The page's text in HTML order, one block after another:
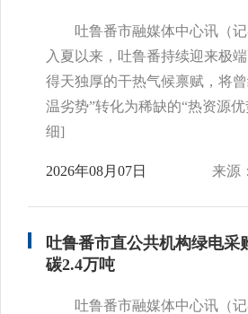
吐鲁番市融媒体中心讯（
入夏以来，吐鲁番持续迎来极
得天独厚的干热气候禀赋，将
温劣势”转化为稀缺的“热资源
细]
2026年08月07日 来源
吐鲁番市直公共机构绿电采
碳2.4万吨
吐鲁番市融媒体中心讯（